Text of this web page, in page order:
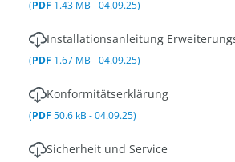
(PDF 1.43 MB - 04.09.25)
Installationsanleitung
(PDF 1.67 MB - 04.09.25)
Konformitätserklärung
(PDF 50.6 kB - 04.09.25)
Sicherheit und Service